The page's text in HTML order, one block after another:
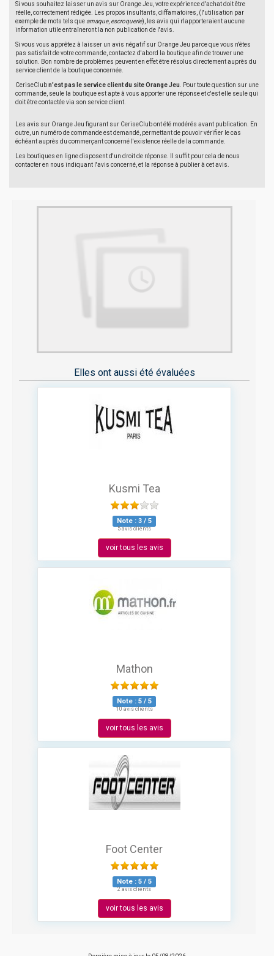
Si vous souhaitez laisser un avis sur Orange Jeu, votre expérience d'achat doit être
réelle, correctement rédigée. Les propos insultants, diffamatoires, (l'utilisation par
exemple de mots tels que arnaque, escroquerie), les avis qui n'apporteraient aucune
information utile entraîneront la non publication de l'avis.
Si vous vous apprêtez à laisser un avis négatif sur Orange Jeu parce que vous n'êtes
pas satisfait de votre commande, contactez d'abord la boutique afin de trouver une
solution. Bon nombre de problèmes peuvent en effet être résolus directement auprès du
service client de la boutique concernée.
CeriseClubn'est pas le service client du site Orange Jeu . Pour toute question sur une
commande, seule la boutique est apte à vous apporter une réponse et c'est elle seule qui
doit être contactée via son service client.
Les avis sur Orange Jeu figurant sur CeriseClub ont été modérés avant publication. En
outre, un numéro de commande est demandé, permettant de pouvoir vérifier le cas
échéant auprès du commerçant concerné l'existence réelle de la commande.
Les boutiques en ligne disposent d'un droit de réponse. Il suffit pour cela de nous
contacter en nous indiquant l'avis concerné, et la réponse à publier à cet avis.
Elles ont aussi été évaluées
Kusmi Tea
Note : 3 / 5
5 avis clients
voir tous les avis
Mathon
Note : 5 / 5
10 avis clients
voir tous les avis
Foot Center
Note : 5 / 5
2 avis clients
voir tous les avis